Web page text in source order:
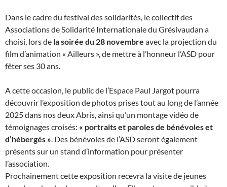
Dans le cadre du festival des solidarités, le collectif des
Associations de Solidarité Internationale du Grésivaudan a
choisi, lors de la soirée du 28 novembre avec la projection du
film d’animation « Ailleurs », de mettre à l’honneur l’ASD pour
fêter ses 30 ans.
A cette occasion, le public de l’Espace Paul Jargot pourra
découvrir l’exposition de photos prises tout au long de l’année
2025 dans nos deux Abris, ainsi qu’un montage vidéo de
témoignages croisés: « portraits et paroles de bénévoles et
d’hébergés ». Des bénévoles de l’ASD seront également
présents sur un stand d’information pour présenter
l’association.
Prochainement cette exposition recevra la visite de jeunes